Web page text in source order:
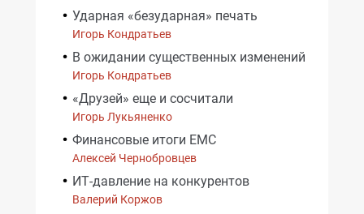
Ударная «безударная» печать
Игорь Кондратьев
В ожидании существенных изменений
Игорь Кондратьев
«Друзей» еще и сосчитали
Игорь Лукьяненко
Финансовые итоги EMC
Алексей Чернобровцев
ИТ-давление на конкурентов
Валерий Коржов